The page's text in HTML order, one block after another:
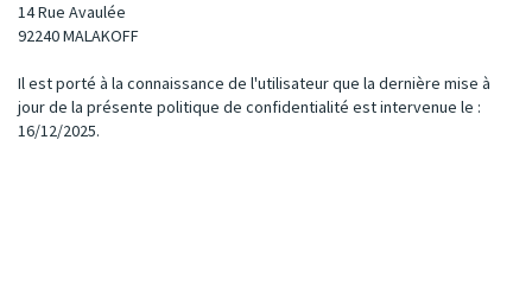
14 Rue Avaulée
92240 MALAKOFF
Il est porté à la connaissance de l'utilisateur que la dernière mise à
jour de la présente politique de confidentialité est intervenue le :
16/12/2025.